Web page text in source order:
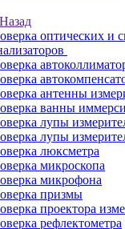
Назад
оптических и
антенны
ванны
лупы
лупы
люксметра
микроскопа
микрофона
призмы
проектора
рефлектометра